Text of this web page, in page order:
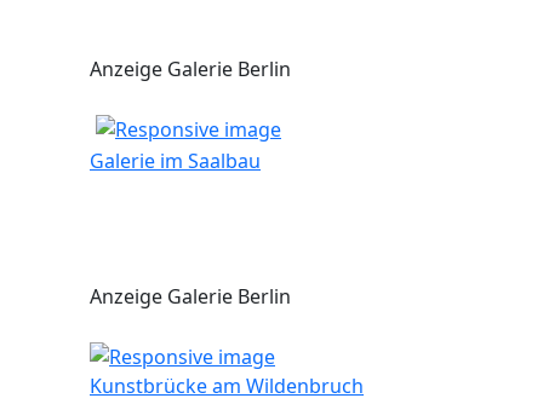
Anzeige Galerie Berlin
Galerie im Saalbau
Anzeige Galerie Berlin
Kunstbrücke am Wildenbruch